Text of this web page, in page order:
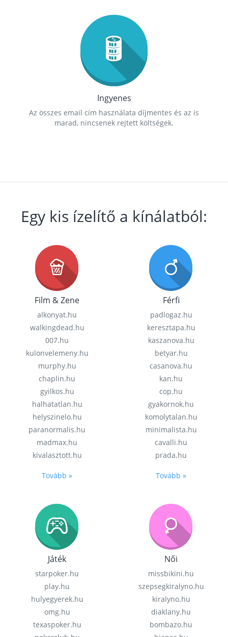
Ingyenes
Az összes email cím használata díjmentes és az is
marad, nincsenek rejtett költségek.
Egy kis ízelítő a kínálatból:
Film & Zene
alkonyat.hu
walkingdead.hu
007.hu
kulonvelemeny.hu
murphy.hu
chaplin.hu
gyilkos.hu
halhatatlan.hu
helyszinelo.hu
paranormalis.hu
madmax.hu
kivalasztott.hu
Tovább »
Férfi
padlogaz.hu
keresztapa.hu
kaszanova.hu
betyar.hu
casanova.hu
kan.hu
cop.hu
gyakornok.hu
komolytalan.hu
minimalista.hu
cavalli.hu
prada.hu
Tovább »
Játék
starpoker.hu
play.hu
hulyegyerek.hu
omg.hu
texaspoker.hu
Női
missbikini.hu
szepsegkiralyno.hu
kiralyno.hu
diaklany.hu
bombazo.hu